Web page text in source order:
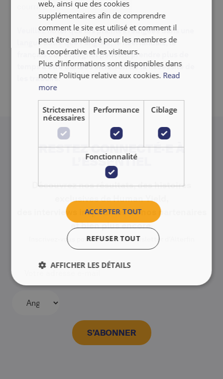
courrier.
Veuillez noter que les plaintes rédigées dans une
langue autre que l'anglais, le néerlandais, le
français ou l'espagnol peuvent prendre plus de
temps à être traitées en raison de la nécessité de
les traduire.
RESTEZ CONNECTÉ·E À
L’ESSENTIEL
Découvrez nos résultats, des histoires
exclusives de Human Yield,
des interviews inspirantes de nos partenaires
et bien plus encore.
Inscrivez‑vous pour recevoir la newsletter d’Alterfin
web, ainsi que des cookies
supplémentaires afin de comprendre
comment le site est utilisé et comment il
peut être amélioré pour les membres de
la coopérative et les visiteurs.
Plus d’informations sont disponibles dans
notre Politique relative aux cookies. Read
more
Strictement
nécessaires
Performance Ciblage
Fonctionnalité
ACCEPTER TOUT
REFUSER TOUT
AFFICHER LES DÉTAILS